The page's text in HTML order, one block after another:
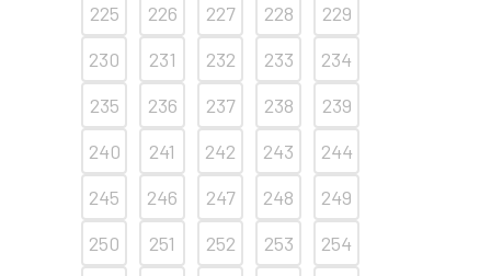
225
226 227 228
229
230
231 232 233
234
235
236 237 238
239
240
241 242 243
244
245
246 247 248
249
250
251 252 253
254